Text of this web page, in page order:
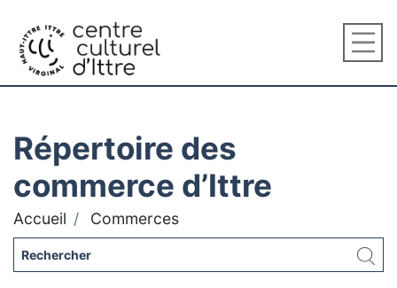
Répertoire des
commerce d’Ittre
Accueil Commerces